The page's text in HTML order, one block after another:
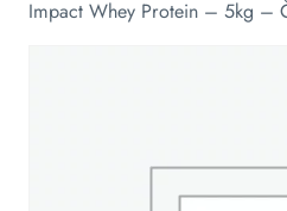
Impact Whey Protein – 5kg –